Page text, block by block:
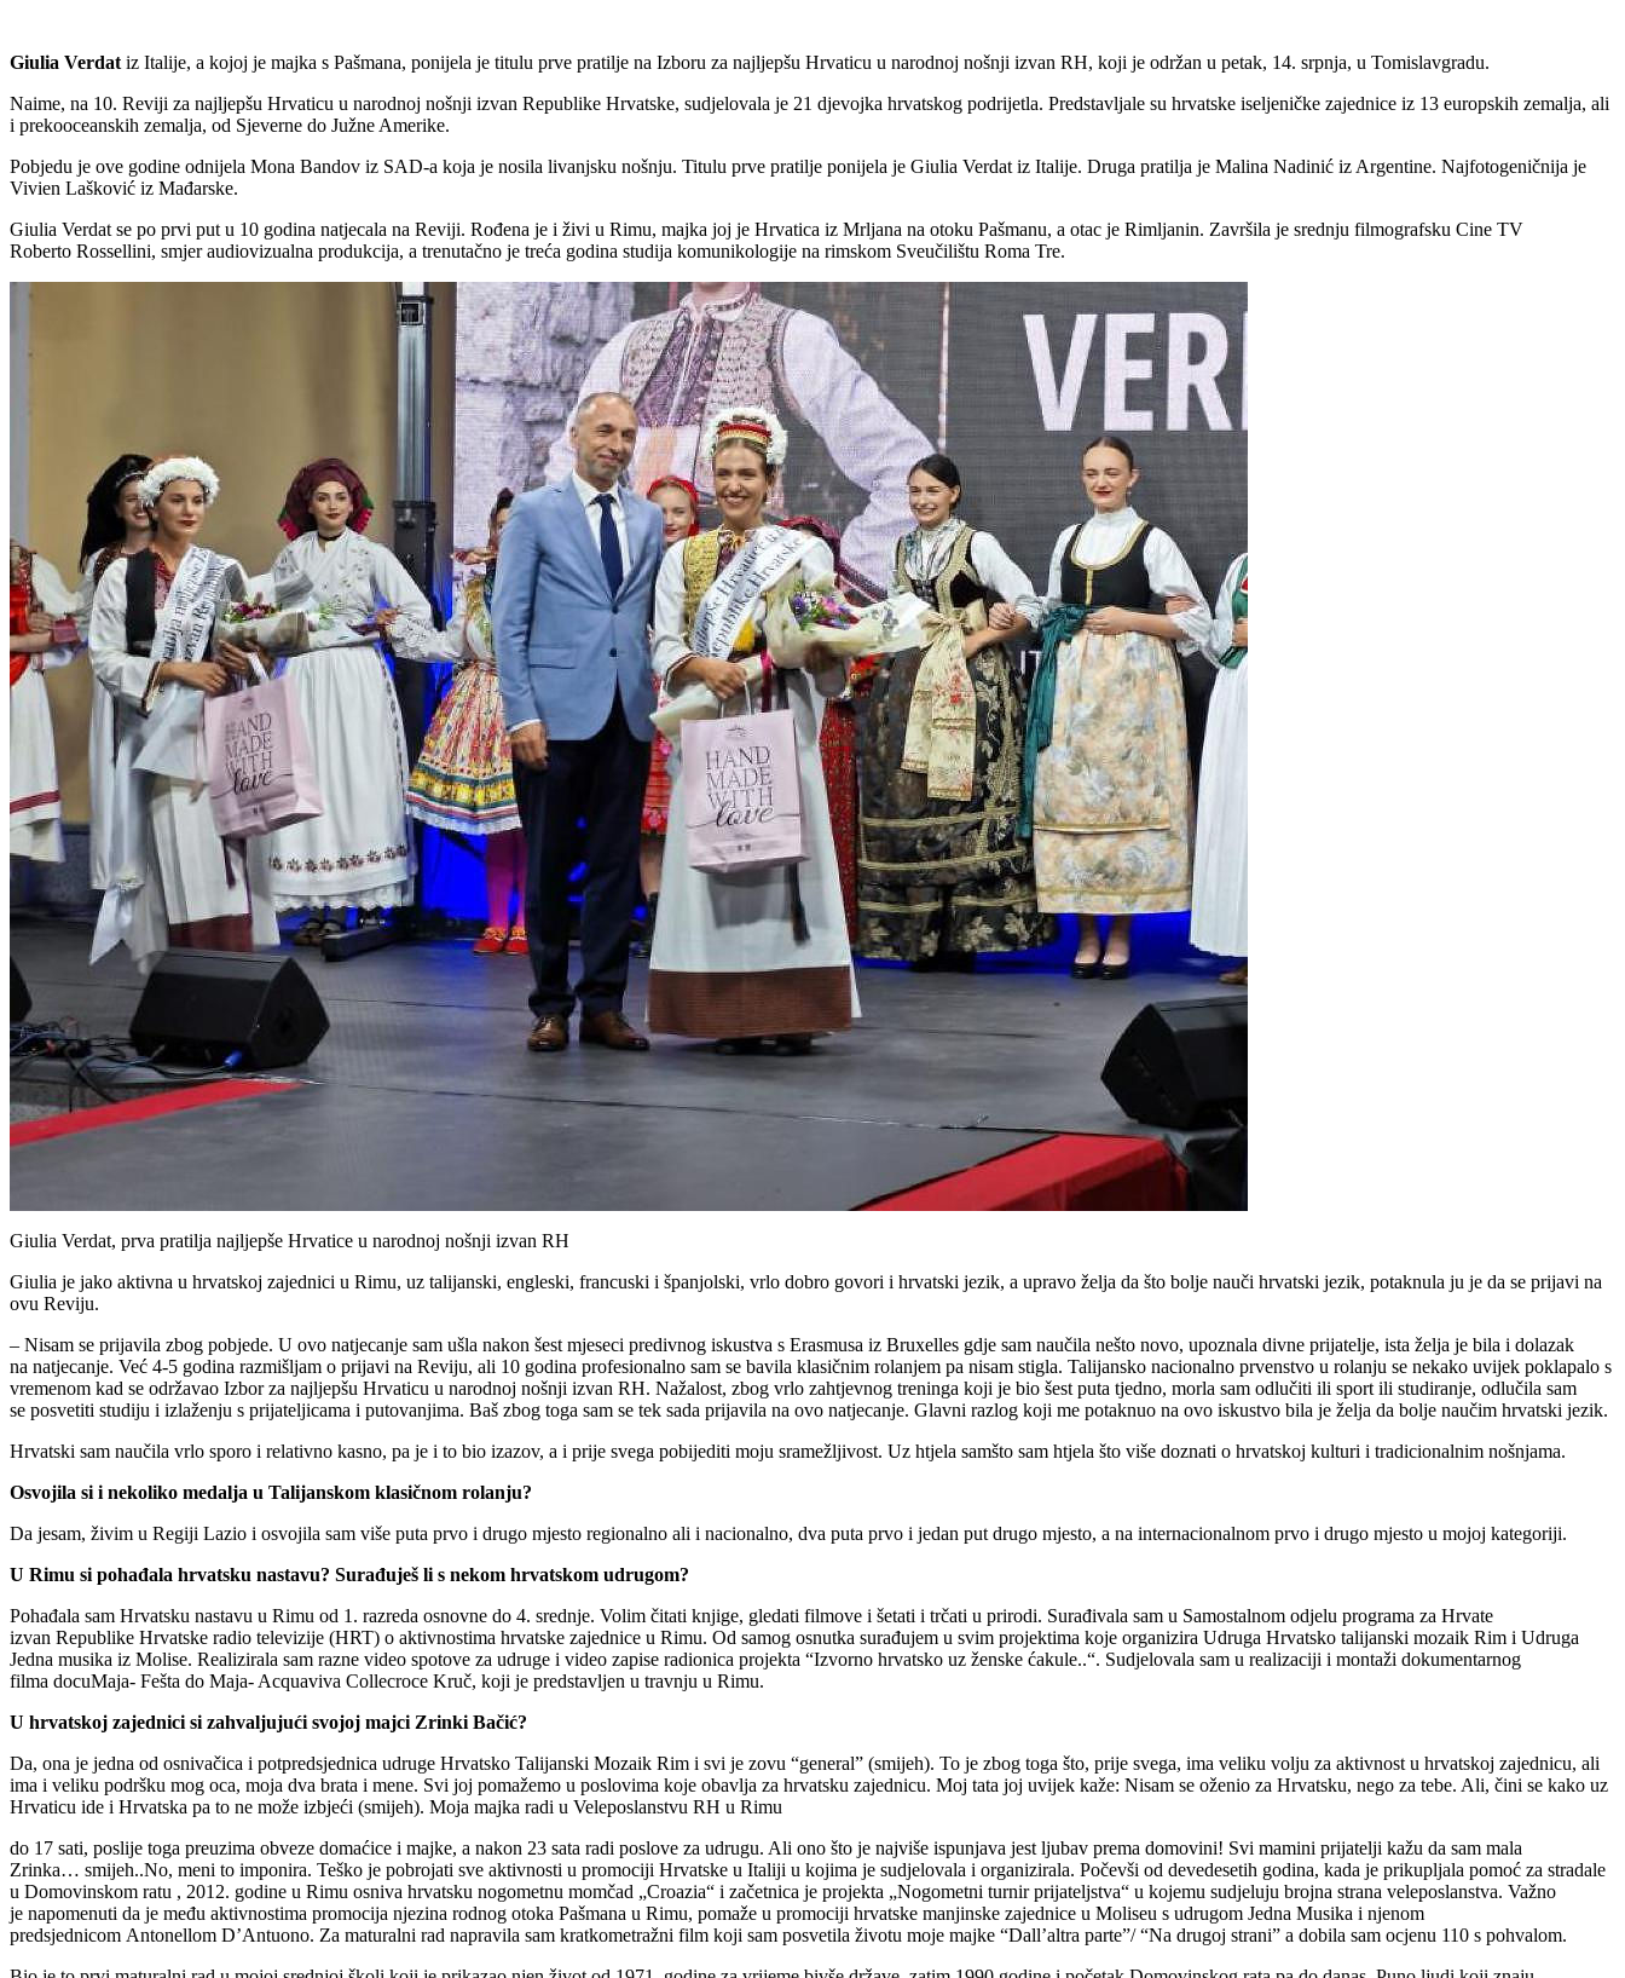
Giulia Verdat iz Italije, a kojoj je majka s Pašmana, ponijela je titulu prve pratilje na Izboru za najljepšu Hrvaticu u narodnoj nošnji izvan RH, koji je održan u petak, 14. srpnja, u Tomislavgradu.
Naime, na 10. Reviji za najljepšu Hrvaticu u narodnoj nošnji izvan Republike Hrvatske, sudjelovala je 21 djevojka hrvatskog podrijetla. Predstavljale su hrvatske iseljeničke zajednice iz 13 europskih zemalja, ali
i prekooceanskih zemalja, od Sjeverne do Južne Amerike.
Pobjedu je ove godine odnijela Mona Bandov iz SAD-a koja je nosila livanjsku nošnju. Titulu prve pratilje ponijela je Giulia Verdat iz Italije. Druga pratilja je Malina Nadinić iz Argentine. Najfotogeničnija je
Vivien Lašković iz Mađarske.
Giulia Verdat se po prvi put u 10 godina natjecala na Reviji. Rođena je i živi u Rimu, majka joj je Hrvatica iz Mrljana na otoku Pašmanu, a otac je Rimljanin. Završila je srednju filmografsku Cine TV
Roberto Rossellini, smjer audiovizualna produkcija, a trenutačno je treća godina studija komunikologije na rimskom Sveučilištu Roma Tre.
Giulia Verdat, prva pratilja najljepše Hrvatice u narodnoj nošnji izvan RH
Giulia je jako aktivna u hrvatskoj zajednici u Rimu, uz talijanski, engleski, francuski i španjolski, vrlo dobro govori i hrvatski jezik, a upravo želja da što bolje nauči hrvatski jezik, potaknula ju je da se prijavi na
ovu Reviju.
– Nisam se prijavila zbog pobjede. U ovo natjecanje sam ušla nakon šest mjeseci predivnog iskustva s Erasmusa iz Bruxelles gdje sam naučila nešto novo, upoznala divne prijatelje, ista želja je bila i dolazak
na natjecanje. Već 4-5 godina razmišljam o prijavi na Reviju, ali 10 godina profesionalno sam se bavila klasičnim rolanjem pa nisam stigla. Talijansko nacionalno prvenstvo u rolanju se nekako uvijek poklapalo s
vremenom kad se održavao Izbor za najljepšu Hrvaticu u narodnoj nošnji izvan RH. Nažalost, zbog vrlo zahtjevnog treninga koji je bio šest puta tjedno, morla sam odlučiti ili sport ili studiranje, odlučila sam
se posvetiti studiju i izlaženju s prijateljicama i putovanjima. Baš zbog toga sam se tek sada prijavila na ovo natjecanje. Glavni razlog koji me potaknuo na ovo iskustvo bila je želja da bolje naučim hrvatski jezik.
Hrvatski sam naučila vrlo sporo i relativno kasno, pa je i to bio izazov, a i prije svega pobijediti moju sramežljivost. Uz htjela samšto sam htjela što više doznati o hrvatskoj kulturi i tradicionalnim nošnjama.
Osvojila si i nekoliko medalja u Talijanskom klasičnom rolanju?
Da jesam, živim u Regiji Lazio i osvojila sam više puta prvo i drugo mjesto regionalno ali i nacionalno, dva puta prvo i jedan put drugo mjesto, a na internacionalnom prvo i drugo mjesto u mojoj kategoriji.
U Rimu si pohađala hrvatsku nastavu? Surađuješ li s nekom hrvatskom udrugom?
Pohađala sam Hrvatsku nastavu u Rimu od 1. razreda osnovne do 4. srednje. Volim čitati knjige, gledati filmove i šetati i trčati u prirodi. Surađivala sam u Samostalnom odjelu programa za Hrvate
izvan Republike Hrvatske radio televizije (HRT) o aktivnostima hrvatske zajednice u Rimu. Od samog osnutka surađujem u svim projektima koje organizira Udruga Hrvatsko talijanski mozaik Rim i Udruga
Jedna musika iz Molise. Realizirala sam razne video spotove za udruge i video zapise radionica projekta “Izvorno hrvatsko uz ženske ćakule..“. Sudjelovala sam u realizaciji i montaži dokumentarnog
filma docuMaja- Fešta do Maja- Acquaviva Collecroce Kruč, koji je predstavljen u travnju u Rimu.
U hrvatskoj zajednici si zahvaljujući svojoj majci Zrinki Bačić?
Da, ona je jedna od osnivačica i potpredsjednica udruge Hrvatsko Talijanski Mozaik Rim i svi je zovu “general” (smijeh). To je zbog toga što, prije svega, ima veliku volju za aktivnost u hrvatskoj zajednicu, ali
ima i veliku podršku mog oca, moja dva brata i mene. Svi joj pomažemo u poslovima koje obavlja za hrvatsku zajednicu. Moj tata joj uvijek kaže: Nisam se oženio za Hrvatsku, nego za tebe. Ali, čini se kako uz
Hrvaticu ide i Hrvatska pa to ne može izbjeći (smijeh). Moja majka radi u Veleposlanstvu RH u Rimu
do 17 sati, poslije toga preuzima obveze domaćice i majke, a nakon 23 sata radi poslove za udrugu. Ali ono što je najviše ispunjava jest ljubav prema domovini! Svi mamini prijatelji kažu da sam mala
Zrinka… smijeh..No, meni to imponira. Teško je pobrojati sve aktivnosti u promociji Hrvatske u Italiji u kojima je sudjelovala i organizirala. Počevši od devedesetih godina, kada je prikupljala pomoć za stradale
u Domovinskom ratu , 2012. godine u Rimu osniva hrvatsku nogometnu momčad „Croazia“ i začetnica je projekta „Nogometni turnir prijateljstva“ u kojemu sudjeluju brojna strana veleposlanstva. Važno
je napomenuti da je među aktivnostima promocija njezina rodnog otoka Pašmana u Rimu, pomaže u promociji hrvatske manjinske zajednice u Moliseu s udrugom Jedna Musika i njenom
predsjednicom Antonellom D’Antuono. Za maturalni rad napravila sam kratkometražni film koji sam posvetila životu moje majke “Dall’altra parte”/ “Na drugoj strani” a dobila sam ocjenu 110 s pohvalom.